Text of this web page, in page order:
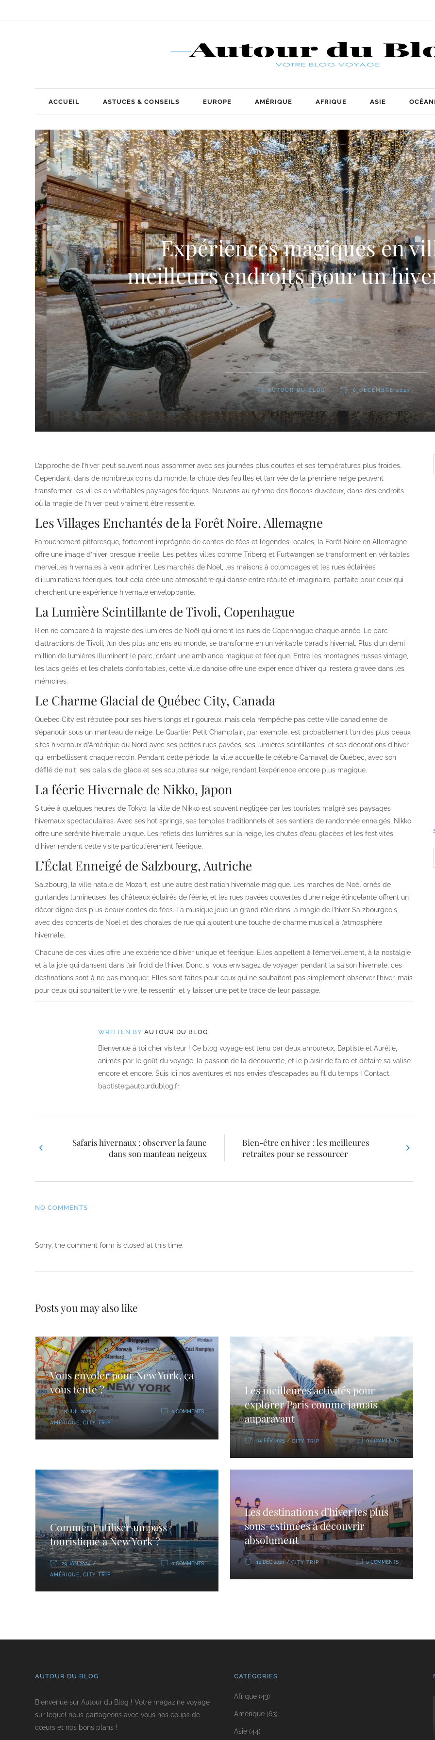
ACCUEIL ASTUCES & CONSEILS EUROPE AMÉRIQUE AFRIQUE ASIE
Expériences magiques en
meilleurs endroits pour un
CITY TRIP
BY AUTOUR DU BLOG 8 DÉCEMBRE 2023
L’approche de l’hiver peut souvent nous assommer avec ses journées plus courtes et ses températures plus froides.
Cependant, dans de nombreux coins du monde, la chute des feuilles et l’arrivée de la première neige peuvent
transformer les villes en véritables paysages féeriques. Nouvons au rythme des flocons duveteux, dans des endroits
où la magie de l’hiver peut vraiment être ressentie.
Les Villages Enchantés de la Forêt Noire, Allemagne
Farouchement pittoresque, fortement imprégnée de contes de fées et légendes locales, la Forêt Noire en Allemagne
offre une image d’hiver presque irréelle. Les petites villes comme Triberg et Furtwangen se transforment en véritables
merveilles hivernales à venir admirer. Les marchés de Noël, les maisons à colombages et les rues éclairées
d’illuminations féeriques, tout cela crée une atmosphère qui danse entre réalité et imaginaire, parfaite pour ceux qui
cherchent une expérience hivernale enveloppante.
La Lumière Scintillante de Tivoli, Copenhague
Rien ne compare à la majesté des lumières de Noël qui ornent les rues de Copenhague chaque année. Le parc
d’attractions de Tivoli, l’un des plus anciens au monde, se transforme en un véritable paradis hivernal. Plus d’un demi-
million de lumières illuminent le parc, créant une ambiance magique et féerique. Entre les montagnes russes vintage,
les lacs gelés et les chalets confortables, cette ville danoise offre une expérience d’hiver qui restera gravée dans les
mémoires.
Le Charme Glacial de Québec City, Canada
Quebec City est réputée pour ses hivers longs et rigoureux, mais cela n’empêche pas cette ville canadienne de
s’épanouir sous un manteau de neige. Le Quartier Petit Champlain, par exemple, est probablement l’un des plus beaux
sites hivernaux d’Amérique du Nord avec ses petites rues pavées, ses lumières scintillantes, et ses décorations d’hiver
qui embellissent chaque recoin. Pendant cette période, la ville accueille le célèbre Carnaval de Québec, avec son
défilé de nuit, ses palais de glace et ses sculptures sur neige, rendant l’expérience encore plus magique.
La féerie Hivernale de Nikko, Japon
Située à quelques heures de Tokyo, la ville de Nikko est souvent négligée par les touristes malgré ses paysages
hivernaux spectaculaires. Avec ses hot springs, ses temples traditionnels et ses sentiers de randonnée enneigés, Nikko
offre une sérénité hivernale unique. Les reflets des lumières sur la neige, les chutes d’eau glacées et les festivités
d’hiver rendent cette visite particulièrement féerique.
L’Éclat Enneigé de Salzbourg, Autriche
Salzbourg, la ville natale de Mozart, est une autre destination hivernale magique. Les marchés de Noël ornés de
guirlandes lumineuses, les châteaux éclairés de féerie, et les rues pavées couvertes d’une neige étincelante offrent un
décor digne des plus beaux contes de fées. La musique joue un grand rôle dans la magie de l’hiver Salzbourgeois,
avec des concerts de Noël et des chorales de rue qui ajoutent une touche de charme musical à l’atmosphère
hivernale.
Chacune de ces villes offre une expérience d’hiver unique et féerique. Elles appellent à l’émerveillement, à la nostalgie
et à la joie qui dansent dans l’air froid de l’hiver. Donc, si vous envisagez de voyager pendant la saison hivernale, ces
destinations sont à ne pas manquer. Elles sont faites pour ceux qui ne souhaitent pas simplement observer l’hiver, mais
pour ceux qui souhaitent le vivre, le ressentir, et y laisser une petite trace de leur passage.
WRITTEN BY AUTOUR DU BLOG
Bienvenue à toi cher visiteur ! Ce blog voyage est tenu par deux amoureux, Baptiste et Aurélie,
animés par le goût du voyage, la passion de la découverte, et le plaisir de faire et défaire sa valise
encore et encore. Suis ici nos aventures et nos envies d’escapades au fil du temps ! Contact :
baptiste@autourdublog.fr.
Safaris hivernaux : observer la faune
dans son manteau neigeux
Bien-être en hiver : les meilleures
retraites pour se ressourcer
NO COMMENTS
Sorry, the comment form is closed at this time.
Posts you may also like
Vous envoler pour New York, ça
vous tente ?
18 JUIL 2025
AMÉRIQUE CITY TRIP
0 COMMENTS
Les meilleures activités pour
explorer Paris comme jamais
auparavant
04 FÉV 2025 CITY TRIP 0 COMMENTS
Comment utiliser un pass
touristique à New York ?
29 JAN 2024
AMÉRIQUE, CITY TRIP
0 COMMENTS
Les destinations d’hiver les plus
sous-estimées à découvrir
absolument
12 DÉC 2023 CITY TRIP 0 COMMENTS
AUTOUR DU BLOG
Bienvenue sur Autour du Blog ! Votre magazine voyage
sur lequel nous partageons avec vous nos coups de
cœurs et nos bons plans !
CATÉGORIES
Afrique(43)
Amérique(63)
Asie(44)